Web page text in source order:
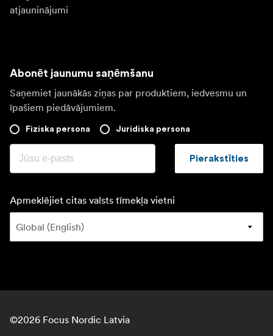
atjauninājumi
Abonēt jaunumu saņēmšanu
Saņemiet jaunākās ziņas par produktiem, iedvesmu un
īpašiem piedāvājumiem.
Fiziska persona Juridiska persona
Pierakstīties
Apmeklējiet citas valsts tīmekļa vietni
©2026 Focus Nordic Latvia